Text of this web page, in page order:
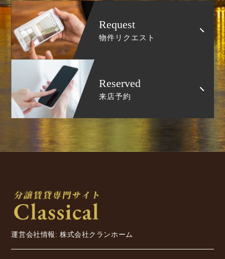
Request
物件リクエスト
Reserved
来店予約
運営会社情報: 株式会社クランホーム